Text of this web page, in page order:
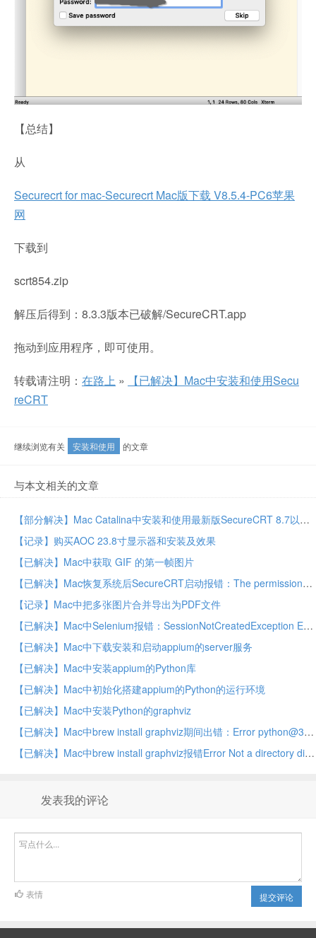
【总结】
从
Securecrt for mac-Securecrt Mac版下载 V8.5.4-PC6苹果
网
下载到
scrt854.zip
解压后得到：8.3.3版本已破解/SecureCRT.app
拖动到应用程序，即可使用。
转载请注明： 在路上 »
【已解决】Mac中安装和使用Secu
reCRT
继续浏览有关 安装和使用 的文章
与本文相关的文章
【部分解决】Mac Catalina中安装和使用最新版SecureCRT 8.7以解决rz上传文件问题
【记录】购买AOC 23.8寸显示器和安装及效果
【已解决】Mac中获取 GIF 的第一帧图片
【已解决】Mac恢复系统后SecureCRT启动报错：The permissions on the cores directory need to be changed
【记录】Mac中把多张图片合并导出为PDF文件
【已解决】Mac中Selenium报错：SessionNotCreatedException Expected browser binary location moz:firefoxOptions.binary
【已解决】Mac中下载安装和启动appium的server服务
【已解决】Mac中安装appium的Python库
【已解决】Mac中初始化搭建appium的Python的运行环境
【已解决】Mac中安装Python的graphviz
【已解决】Mac中brew install graphviz期间出错：Error python@3.9 the bottle needs the Apple Command Line Tools to be installed
【已解决】Mac中brew install graphviz报错Error Not a directory dir_s_rmdir /usr/local/Cellar/python3
发表我的评论
提交评论
表情